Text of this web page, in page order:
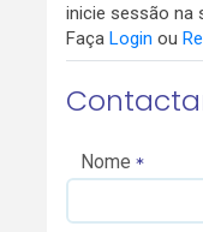
inicie sessão na
Faça Login ou
Nome